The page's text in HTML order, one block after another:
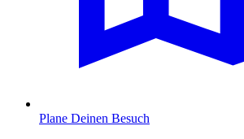
Plane Deinen Besuch